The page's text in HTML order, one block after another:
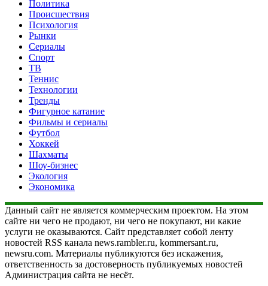
Политика
Происшествия
Психология
Рынки
Сериалы
Спорт
ТВ
Теннис
Технологии
Тренды
Фигурное катание
Фильмы и сериалы
Футбол
Хоккей
Шахматы
Шоу-бизнес
Экология
Экономика
Данный сайт не является коммерческим проектом. На этом
сайте ни чего не продают, ни чего не покупают, ни какие
услуги не оказываются. Сайт представляет собой ленту
новостей RSS канала news.rambler.ru, kommersant.ru,
newsru.com. Материалы публикуются без искажения,
ответственность за достоверность публикуемых новостей
Администрация сайта не несёт.